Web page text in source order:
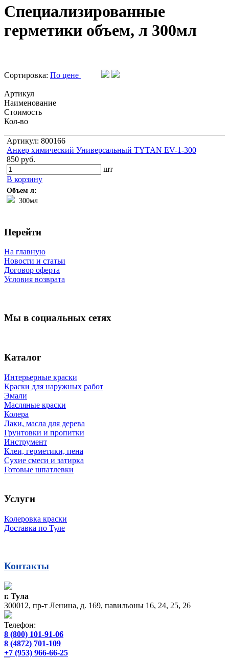
Специализированные
герметики объем, л 300мл
Сортировка: По цене
Артикул
Наименование
Стоимость
Кол-во
Артикул: 800166
Анкер химический Универсальный TYTAN EV-1-300
850 руб.
шт
В корзину
Объем л:
300мл
Перейти
На главную
Новости и статьи
Договор оферта
Условия возврата
Мы в социальных сетях
Каталог
Интерьерные краски
Краски для наружных работ
Эмали
Масляные краски
Колера
Лаки, масла для дерева
Грунтовки и пропитки
Инструмент
Клеи, герметики, пена
Сухие смеси и затирка
Готовые шпатлевки
Услуги
Колеровка краски
Доставка по Туле
Контакты
г. Тула
300012, пр-т Ленина, д. 169, павильоны 16, 24, 25, 26
Телефон:
8 (800) 101-91-06
8 (4872) 701-109
+7 (953) 966-66-25